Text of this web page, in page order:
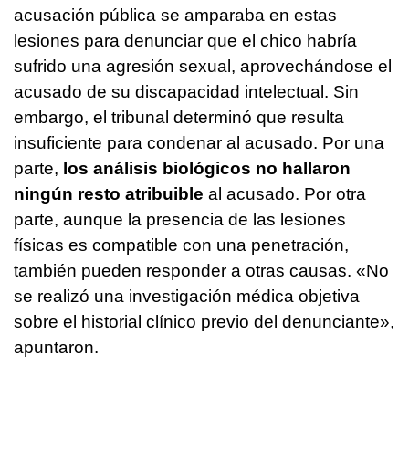
acusación pública se amparaba en estas
lesiones para denunciar que el chico habría
sufrido una agresión sexual, aprovechándose el
acusado de su discapacidad intelectual. Sin
embargo, el tribunal determinó que resulta
insuficiente para condenar al acusado. Por una
parte, los análisis biológicos no hallaron
ningún resto atribuible al acusado. Por otra
parte, aunque la presencia de las lesiones
físicas es compatible con una penetración,
también pueden responder a otras causas. «No
se realizó una investigación médica objetiva
sobre el historial clínico previo del denunciante»,
apuntaron.